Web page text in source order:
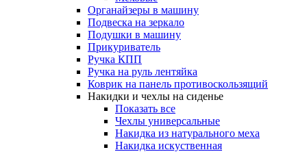
Органайзеры в машину
Подвеска на зеркало
Подушки в машину
Прикуриватель
Ручка КПП
Ручка на руль лентяйка
Коврик на панель противоскользящий
Накидки и чехлы на сиденье
Показать все
Чехлы универсальные
Накидка из натурального меха
Накидка искуственная